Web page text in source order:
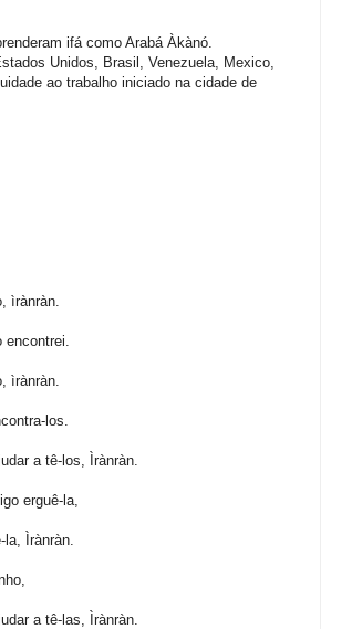
ifá como Arabá Àkànó.
Unidos, Brasil, Venezuela, Mexico,
ao trabalho iniciado na cidade de
ìrànràn.
ìrànràn.
los.
a tê-los, Ìrànràn.
erguê-la,
Ìrànràn.
a tê-las, Ìrànràn.